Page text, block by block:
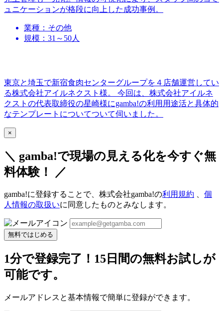
ュニケーションが格段に向上した成功事例。
業種：その他
規模：31～50人
東京と埼玉で新宿食肉センターグループを４店舗運営してい
る株式会社アイルネクスト様。 今回は、株式会社アイルネ
クストの代表取締役の星崎様にgamba!の利用用途活と具体的
なテンプレートについてついて伺いました。
×
＼ gamba!で現場の見える化を今すぐ無
料体験！ ／
gamba!に登録することで、株式会社gamba!の利用規約 、 個
人情報の取扱いに同意したものとみなします。
無料ではじめる
1分で登録完了！15日間の無料お試しが
可能です。
メールアドレスと基本情報で簡単に登録ができます。